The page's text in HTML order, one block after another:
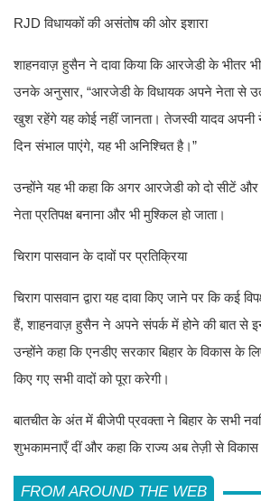
RJD विधायकों की असंतोष की ओर इशारा
शाहनवाज़ हुसैन ने दावा किया कि आरजेडी के भीतर
उनके अनुसार, “आरजेडी के विधायक अपने नेता से
खुश रहेंगे यह कोई नहीं जानता। तेजस्वी यादव अपनी
दिन संभाल पाएंगे, यह भी अनिश्चित है।”
उन्होंने यह भी कहा कि अगर आरजेडी को दो सीटें और
नेता प्रतिपक्ष बनाना और भी मुश्किल हो जाता।
चिराग पासवान के दावों पर प्रतिक्रिया
चिराग पासवान द्वारा यह दावा किए जाने पर कि कई
हैं, शाहनवाज़ हुसैन ने अपने संपर्क में होने की बात से
उन्होंने कहा कि एनडीए सरकार बिहार के विकास के
किए गए सभी वादों को पूरा करेगी।
बातचीत के अंत में बीजेपी प्रवक्ता ने बिहार के सभी
शुभकामनाएँ दीं और कहा कि राज्य अब तेज़ी से
FROM AROUND THE WEB